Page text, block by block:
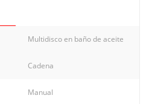
Multidisco en baño de aceite
Cadena
Manual